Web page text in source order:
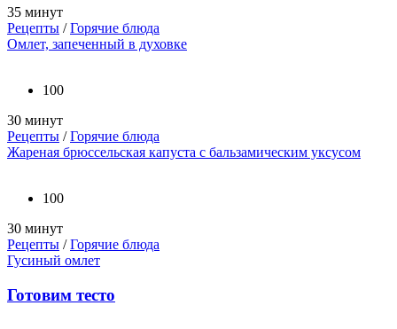
35 минут
Рецепты /Горячие блюда
Омлет, запеченный в духовке
100
30 минут
Рецепты /Горячие блюда
Жареная брюссельская капуста с бальзамическим уксусом
100
30 минут
Рецепты /Горячие блюда
Гусиный омлет
Готовим тесто